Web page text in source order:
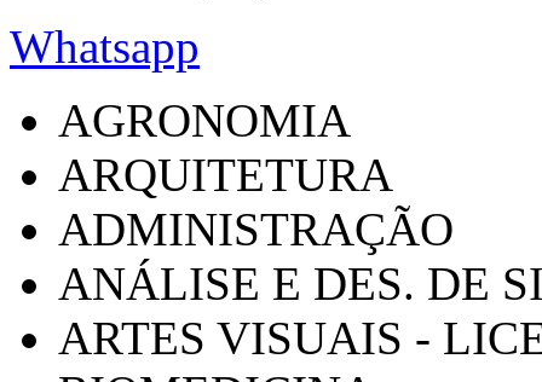
Whatsapp
AGRONOMIA
ARQUITETURA
ADMINISTRAÇÃO
ANÁLISE E DES. DE
ARTES VISUAIS -